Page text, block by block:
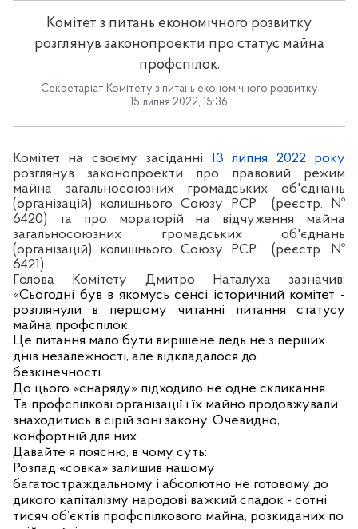
Комітет з питань економічного розвитку
розглянув законопроекти про статус майна
профспілок.
Секретаріат Комітету з питань економічного розвитку
15 липня 2022, 15:36
Комітет на своєму засіданні13 липня 2022 року
розглянув законопроекти про правовий режим
майна загальносоюзних громадських об'єднань
(організацій) колишнього Союзу РСР
(реєстр. №
6420) та про мораторій на відчуження майна
загальносоюзних громадських об'єднань
(організацій) колишнього Союзу РСР
(реєстр. №
6421).
Голова Комітету Дмитро Наталуха зазначив:
«Сьогодні був в якомусь сенсі історичний комітет -
розглянули в першому читанні питання статусу
майна профспілок.
Це питання мало бути вирішене ледь не з перших
днів незалежності, але відкладалося до
безкінечності.
До цього «снаряду» підходило не одне скликання.
Та профспілкові організації і їх майно продовжували
знаходитись в сірій зоні закону. Очевидно,
конфортній для них.
Давайте я поясню, в чому суть:
Розпад «совка» залишив нашому
багатостраждальному і абсолютно не готовому до
дикого капіталізму народові важкий спадок - сотні
тисяч об’єктів профспілкового майна, розкиданих по